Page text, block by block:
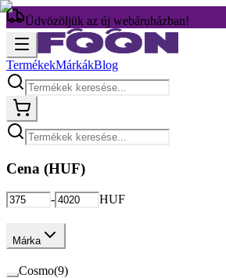
Üdvözöljük az új webáruházban!
TermékekMárkákBlog
Cena (HUF)
- HUF
Márka
Cosmo(9)